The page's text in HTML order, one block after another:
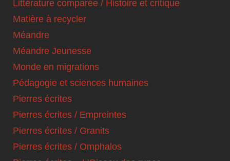
Littérature comparée / Histoire et critique
Matière à recycler
Méandre
Méandre Jeunesse
Monde en migrations
Pédagogie et sciences humaines
Pierres écrites
Pierres écrites / Empreintes
Pierres écrites / Granits
Pierres écrites / Omphalos